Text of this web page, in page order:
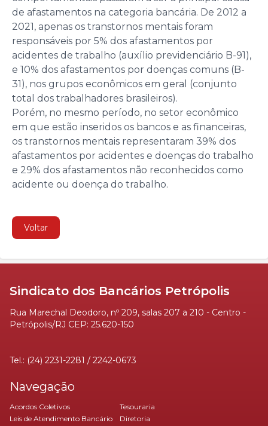
de afastamentos na categoria bancária. De 2012 a
2021, apenas os transtornos mentais foram
responsáveis por 5% dos afastamentos por
acidentes de trabalho (auxílio previdenciário B-91),
e 10% dos afastamentos por doenças comuns (B-
31), nos grupos econômicos em geral (conjunto
total dos trabalhadores brasileiros).
Porém, no mesmo período, no setor econômico
em que estão inseridos os bancos e as financeiras,
os transtornos mentais representaram 39% dos
afastamentos por acidentes e doenças do trabalho
e 29% dos afastamentos não reconhecidos como
acidente ou doença do trabalho.
Voltar
Sindicato dos Bancários Petrópolis
Rua Marechal Deodoro, nº 209, salas 207 a 210 - Centro -
Petrópolis/RJ CEP: 25.620-150
Tel.: (24) 2231-2281 / 2242-0673
Navegação
Acordos Coletivos
Leis de Atendimento Bancário
Tesouraria
Diretoria